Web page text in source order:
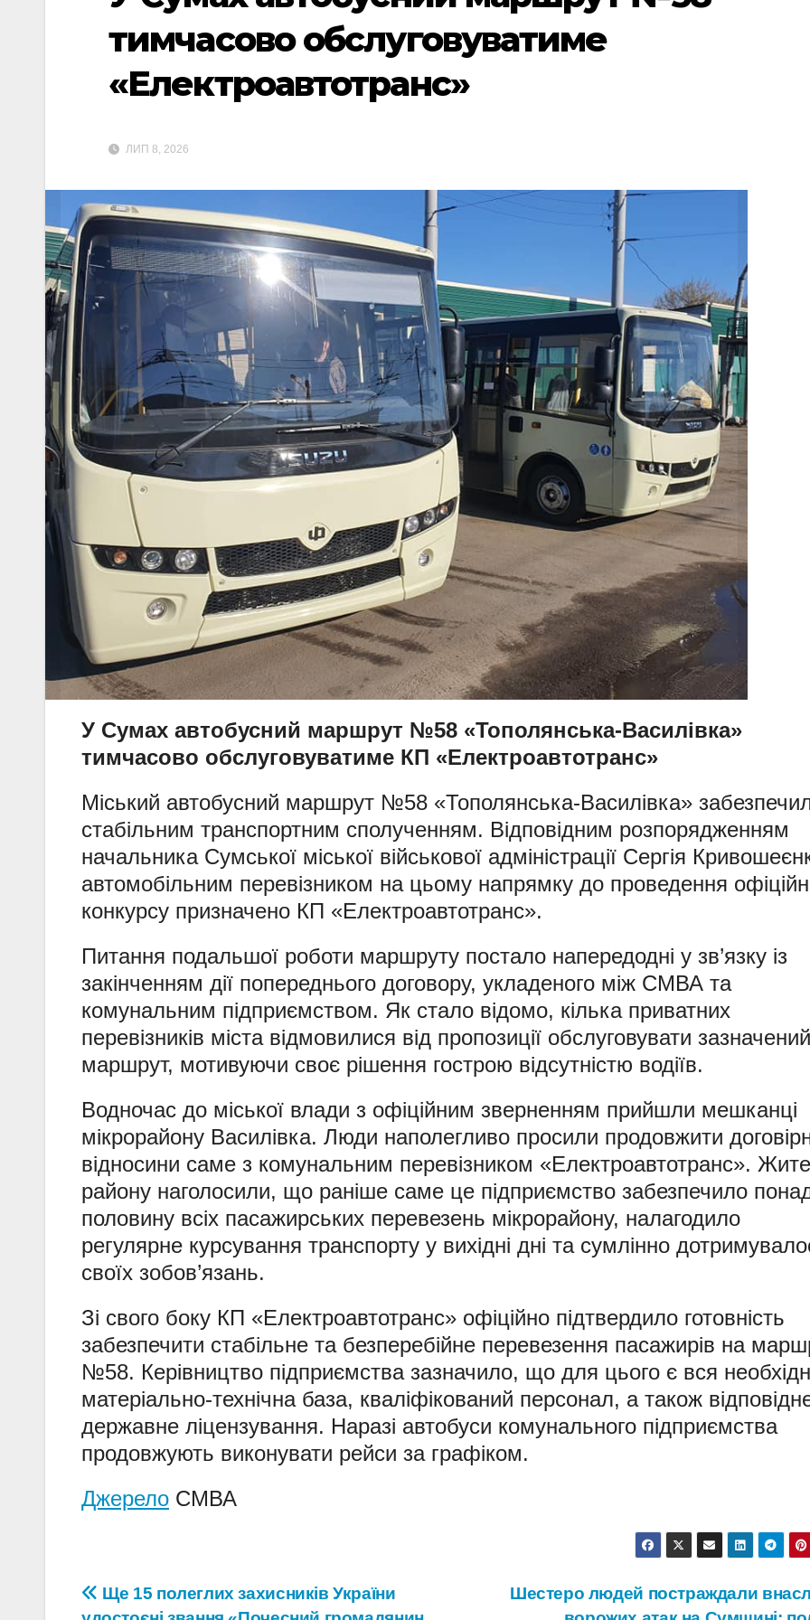
тимчасово обслуговуватиме
«Електроавтотранс»
ЛИП 8, 2026
У Сумах автобусний маршрут №58 «Тополянська-Василівка»
тимчасово обслуговуватиме КП «Електроавтотранс»
Міський автобусний маршрут №58 «Тополянська-Василівка»
стабільним транспортним сполученням. Відповідним розпорядженням
начальника Сумської міської військової адміністрації Сергія
автомобільним перевізником на цьому напрямку до проведення
конкурсу призначено КП «Електроавтотранс».
Питання подальшої роботи маршруту постало напередодні у зв’язку із
закінченням дії попереднього договору, укладеного між СМВА та
комунальним підприємством. Як стало відомо, кілька приватних
перевізників міста відмовилися від пропозиції обслуговувати зазначений
маршрут, мотивуючи своє рішення гострою відсутністю водіїв.
Водночас до міської влади з офіційним зверненням прийшли мешканці
мікрорайону Василівка. Люди наполегливо просили продовжити
відносини саме з комунальним перевізником «Електроавтотранс».
району наголосили, що раніше саме це підприємство забезпечило
половину всіх пасажирських перевезень мікрорайону, налагодило
регулярне курсування транспорту у вихідні дні та сумлінно
своїх зобов’язань.
Зі свого боку КП «Електроавтотранс» офіційно підтвердило готовність
забезпечити стабільне та безперебійне перевезення пасажирів на
№58. Керівництво підприємства зазначило, що для цього є вся
матеріально-технічна база, кваліфікований персонал, а також
державне ліцензування. Наразі автобуси комунального підприємства
продовжують виконувати рейси за графіком.
Джерело СМВА
Навігація
Шестеро людей постраждали
Ще 15 полеглих захисників України